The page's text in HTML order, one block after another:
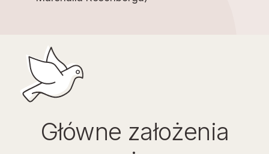
Główne założenia